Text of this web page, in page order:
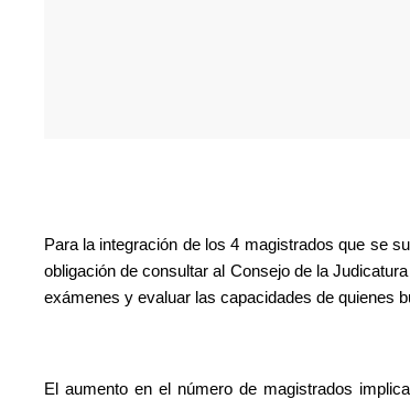
Para la integración de los 4 magistrados que se
obligación de consultar al Consejo de la
exámenes y evaluar las capacidades de quienes
El aumento en el número de magistrados